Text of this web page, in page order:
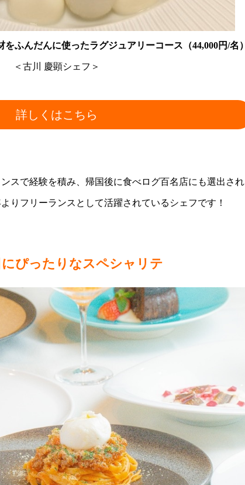
ふんだんに使ったラグジュアリーコース（44,000円/名）
＜古川 慶顕シェフ＞
詳しくはこちら
スで経験を積み、帰国後に食べログ百名店にも選出され
りフリーランスとして活躍されているシェフです！
ぴったりなスペシャリテ